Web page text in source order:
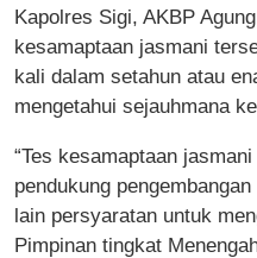
Kapolres Sigi, AKBP
kesamaptaan jasmani
kali dalam setahun atau
mengetahui sejauhmana
“Tes kesamaptaan
pendukung
lain persyaratan untuk
Pimpinan tingkat